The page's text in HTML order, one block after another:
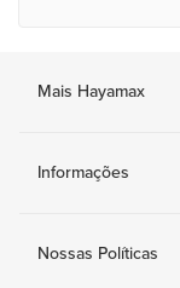
Mais Hayamax
Informações
Nossas Políticas